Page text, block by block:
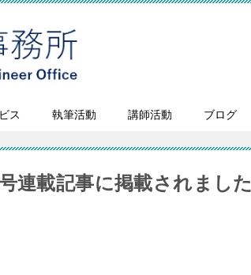
ス 執筆活動 講師活動 ブログ
連載記事に掲載されました